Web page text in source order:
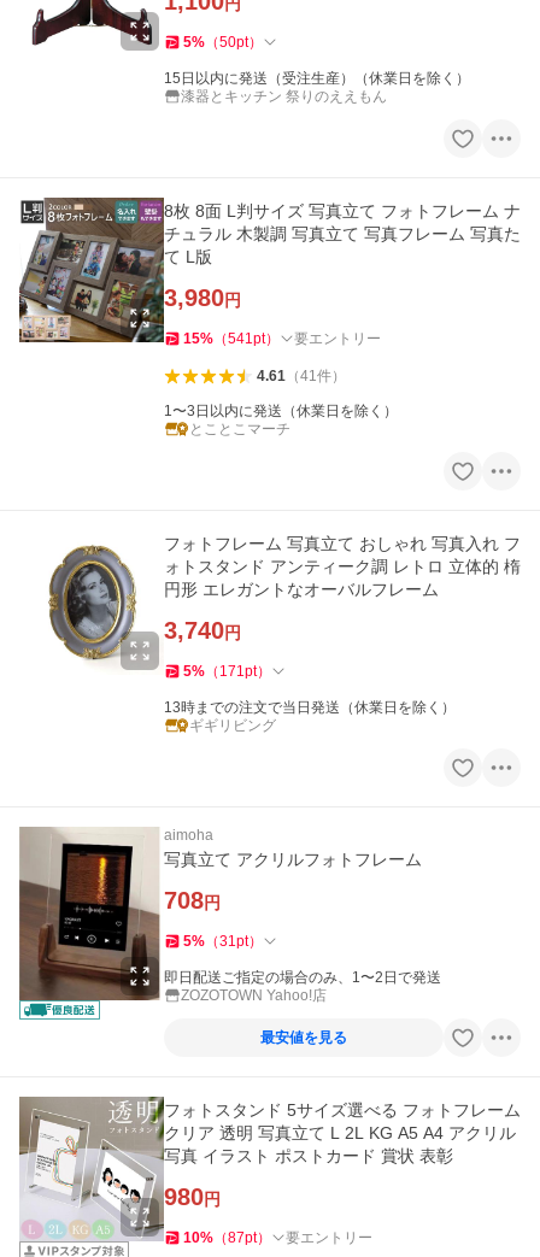
5% （50pt）
15日以内に発送（受注生産）（休業日を除く）
漆器とキッチン 祭りのええもん
8枚 8面 L判サイズ 写真立て フォトフレーム ナ
チュラル 木製調 写真立て 写真フレーム 写真た
て L版
3,980円
15% （541pt） 要エントリー
4.61（41件）
1〜3日以内に発送（休業日を除く）
とことこマーチ
フォトフレーム 写真立て おしゃれ 写真入れ フ
ォトスタンド アンティーク調 レトロ 立体的 楕
円形 エレガントなオーバルフレーム
3,740円
5% （ 171pt）
13時までの注文で当日発送（休業日を除く）
ギギリビング
aimoha
写真立て アクリルフォトフレーム
708円
5% （31pt）
即日配送ご指定の場合のみ、1〜2日で発送
ZOZOTOWN Yahoo!店
最安値を見る
フォトスタンド 5サイズ選べる フォトフレーム
クリア 透明 写真立て L 2L KG A5 A4 アクリル
写真 イラスト ポストカード 賞状 表彰
980円
10% （87pt） 要エントリー